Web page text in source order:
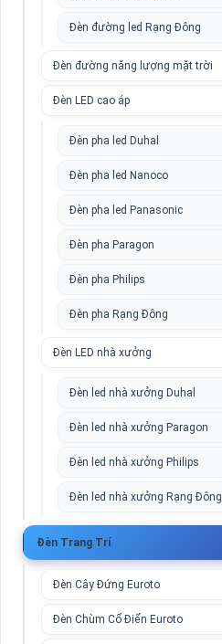
Đèn đường led Rạng Đông
Đèn đường năng lượng mặt trời
Đèn LED cao áp
Đèn pha led Duhal
Đèn pha led Nanoco
Đèn pha led Panasonic
Đèn pha Paragon
Đèn pha Philips
Đèn pha Rạng Đông
Đèn LED nhà xưởng
Đèn led nhà xưởng Duhal
Đèn led nhà xưởng Paragon
Đèn led nhà xưởng Philips
Đèn led nhà xưởng Rạng Đông
Đèn Trang Trí
Đèn Cây Đứng Euroto
Đèn Chùm Cổ Điển Euroto